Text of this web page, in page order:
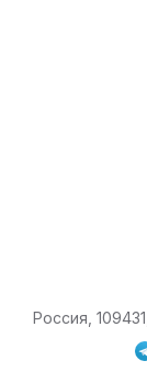
Россия,